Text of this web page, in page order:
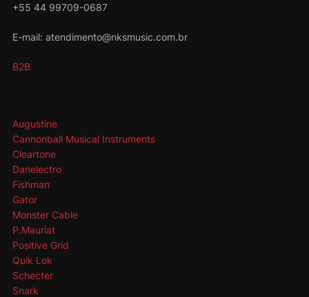
+55 44 99709-0687
E-mail: atendimento@nksmusic.com.br
B2B
Augustine
Cannonball Musical Instruments
Cleartone
Danelectro
Fishman
Gator
Monster Cable
P.Mauriat
Positive Grid
Quik Lok
Schecter
Snark